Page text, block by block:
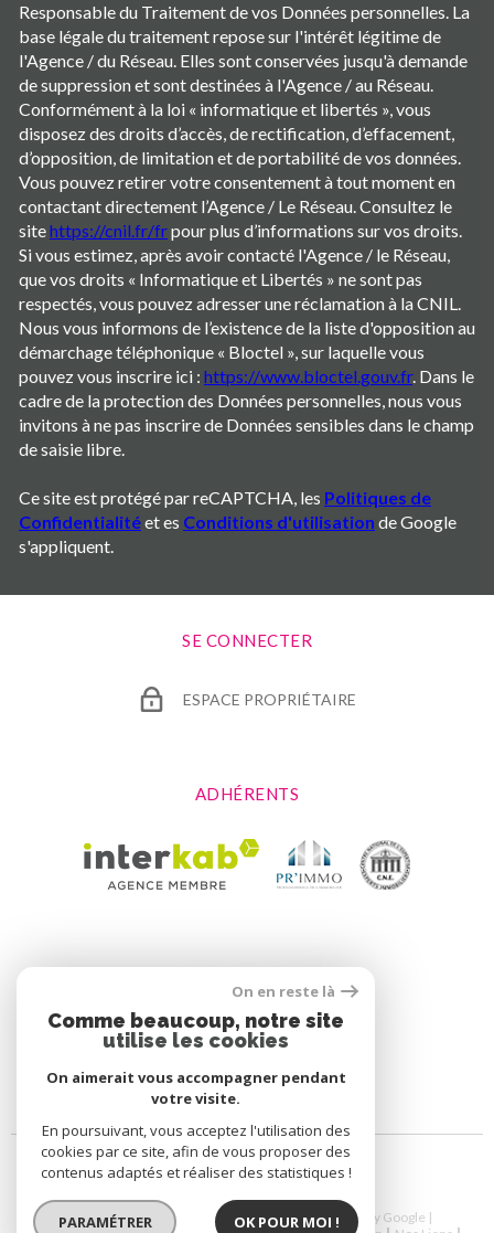
Responsable du Traitement de vos Données personnelles. La
base légale du traitement repose sur l'intérêt légitime de
l'Agence / du Réseau. Elles sont conservées jusqu'à demande
de suppression et sont destinées à l'Agence / au Réseau.
Conformément à la loi « informatique et libertés », vous
disposez des droits d’accès, de rectification, d’effacement,
d’opposition, de limitation et de portabilité de vos données.
Vous pouvez retirer votre consentement à tout moment en
contactant directement l’Agence / Le Réseau. Consultez le
sitehttps://cnil.fr/frpour plus d’informations sur vos droits.
Si vous estimez, après avoir contacté l'Agence / le Réseau,
que vos droits « Informatique et Libertés » ne sont pas
respectés, vous pouvez adresser une réclamation à la CNIL.
Nous vous informons de l’existence de la liste d'opposition au
démarchage téléphonique « Bloctel », sur laquelle vous
pouvez vous inscrire ici : https://www.bloctel.gouv.fr. Dans le
cadre de la protection des Données personnelles, nous vous
invitons à ne pas inscrire de Données sensibles dans le champ
de saisie libre.
Ce site est protégé par reCAPTCHA, les Politiques de
Confidentialitéet es Conditions d'utilisation de Google
s'appliquent.
SE CONNECTER
ESPACE PROPRIÉTAIRE
ADHÉRENTS
© 2026 | Tous droits réservés | Traduction powered by Google |
On en reste là
Comme beaucoup, notre site
utilise les cookies
On aimerait vous accompagner pendant
votre visite.
En poursuivant, vous acceptez l'utilisation des
cookies par ce site, afin de vous proposer des
contenus adaptés et réaliser des statistiques !
PARAMÉTRER OK POUR MOI !